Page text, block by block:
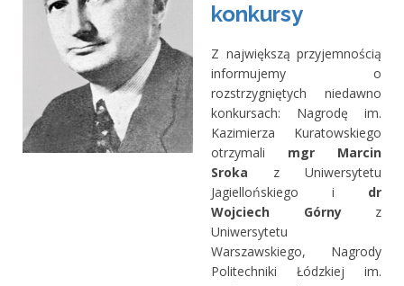
konkursy
Z największą przyjemnością
informujemy o
rozstrzygniętych niedawno
konkursach: Nagrodę im.
Kazimierza Kuratowskiego
otrzymali mgr Marcin
Sroka z Uniwersytetu
Jagiellońskiego i dr
Wojciech Górnyz
Uniwersytetu
Warszawskiego, Nagrody
Politechniki Łódzkiej im.